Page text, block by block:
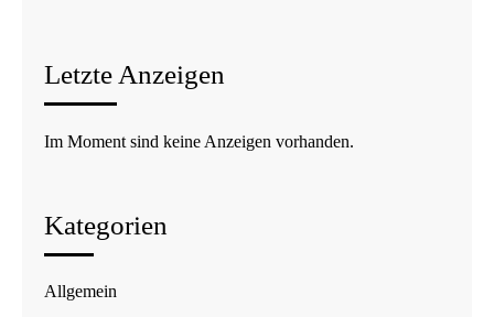
Letzte Anzeigen
Im Moment sind keine Anzeigen vorhanden.
Kategorien
Allgemein